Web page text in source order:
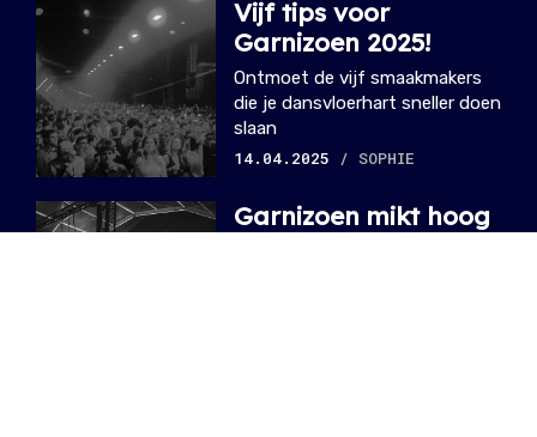
Vijf tips voor
Garnizoen 2025!
Ontmoet de vijf smaakmakers
die je dansvloerhart sneller doen
slaan
14.04.2025
/ SOPHIE
Garnizoen mikt hoog